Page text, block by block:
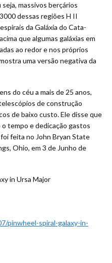
massivos berçários
dessas regiões H II
da Galáxia do Cata-
que algumas galáxias em
ao redor e nos próprios
uma versão negativa da
do céu a mais de 25 anos,
de construção
de baixo custo. Ele disse que
tempo e dedicação gastos
feita no John Bryan State
Ohio, em 3 de Junho de
pinwheel-spiral-galaxy-in-